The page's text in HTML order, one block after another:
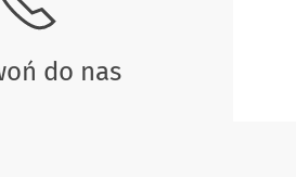
do nas